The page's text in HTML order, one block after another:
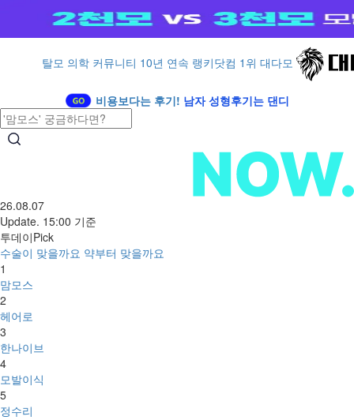
탈모 의학 커뮤니티 10년 연속 랭키닷컴 1위 대다모
비용보다는 후기! 남자 성형후기는 댄디
26.08.07
Update. 15:00 기준
투데이Pick
수술이 맞을까요 약부터 맞을까요
1
맘모스
2
헤어로
3
한나이브
4
모발이식
5
정수리